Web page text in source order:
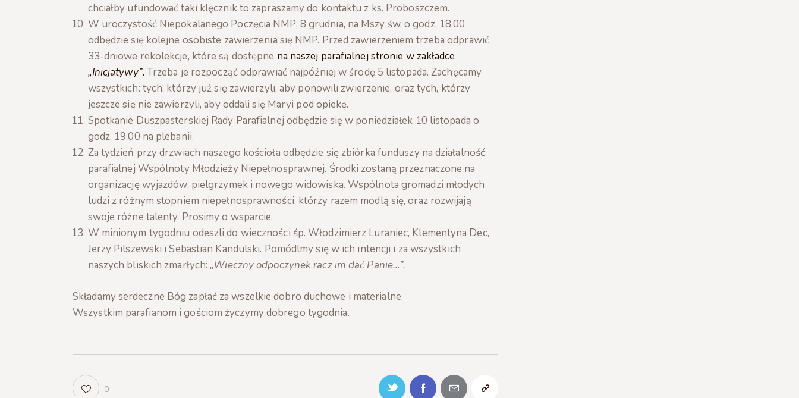
chciałby ufundować taki klęcznik to zapraszamy do kontaktu z ks. Proboszczem.
W uroczystość Niepokalanego Poczęcia NMP, 8 grudnia, na Mszy św. o godz. 18.00
odbędzie się kolejne osobiste zawierzenia się NMP. Przed zawierzeniem trzeba odprawić
33-dniowe rekolekcje, które są dostępne na naszej parafialnej stronie w zakładce
„Inicjatywy”. Trzeba je rozpocząć odprawiać najpóźniej w środę 5 listopada. Zachęcamy
wszystkich: tych, którzy już się zawierzyli, aby ponowili zwierzenie, oraz tych, którzy
jeszcze się nie zawierzyli, aby oddali się Maryi pod opiekę.
Spotkanie Duszpasterskiej Rady Parafialnej odbędzie się w poniedziałek 10 listopada o
godz. 19.00 na plebanii.
Za tydzień przy drzwiach naszego kościoła odbędzie się zbiórka funduszy na działalność
parafialnej Wspólnoty Młodzieży Niepełnosprawnej. Środki zostaną przeznaczone na
organizację wyjazdów, pielgrzymek i nowego widowiska. Wspólnota gromadzi młodych
ludzi z różnym stopniem niepełnosprawności, którzy razem modlą się, oraz rozwijają
swoje różne talenty. Prosimy o wsparcie.
W minionym tygodniu odeszli do wieczności śp. Włodzimierz Luraniec, Klementyna Dec,
Jerzy Pilszewski i Sebastian Kandulski. Pomódlmy się w ich intencji i za wszystkich
naszych bliskich zmarłych:„Wieczny odpoczynek racz im dać Panie…”.
Składamy serdeczne Bóg zapłać za wszelkie dobro duchowe i materialne.
Wszystkim parafianom i gościom życzymy dobrego tygodnia.
0